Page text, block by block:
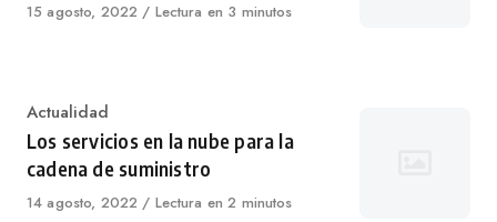
Published
15 agosto, 2022 Lectura en 3 minutos
Category
Actualidad
Los servicios en la nube para la
cadena de suministro
Published
14 agosto, 2022 Lectura en 2 minutos